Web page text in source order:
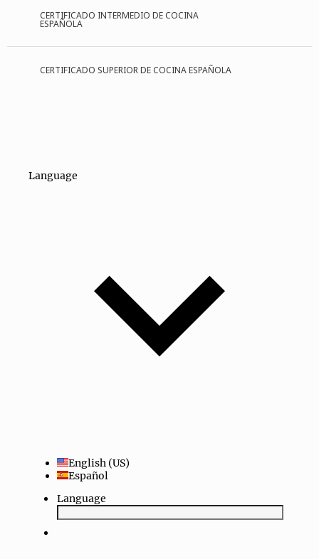
CERTIFICADO INTERMEDIO DE COCINA
ESPAÑOLA
CERTIFICADO SUPERIOR DE COCINA ESPAÑOLA